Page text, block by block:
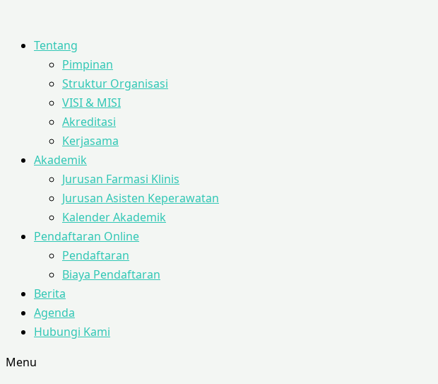
Tentang
Pimpinan
Struktur Organisasi
VISI & MISI
Akreditasi
Kerjasama
Akademik
Jurusan Farmasi Klinis
Jurusan Asisten Keperawatan
Kalender Akademik
Pendaftaran Online
Pendaftaran
Biaya Pendaftaran
Berita
Agenda
Hubungi Kami
Menu